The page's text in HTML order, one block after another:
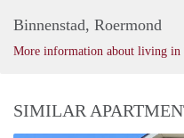
Binnenstad, Roermond
More information about living in
SIMILAR